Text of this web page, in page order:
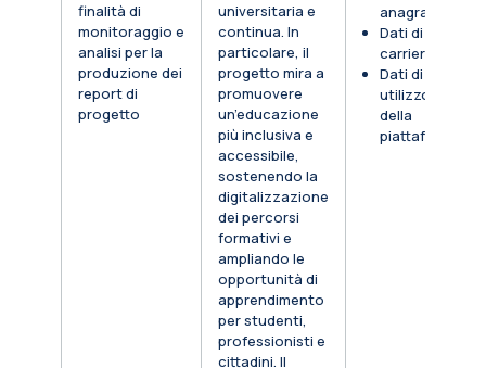
finalità di
monitoraggio e
analisi per la
produzione dei
report di
progetto
universitaria e
continua. In
particolare, il
progetto mira a
promuovere
un’educazione
più inclusiva e
accessibile,
sostenendo la
digitalizzazione
dei percorsi
formativi e
ampliando le
opportunità di
apprendimento
per studenti,
professionisti e
cittadini. Il
anagrafici
Dati di
carriera
Dati di
utilizzo
della
piattaforma